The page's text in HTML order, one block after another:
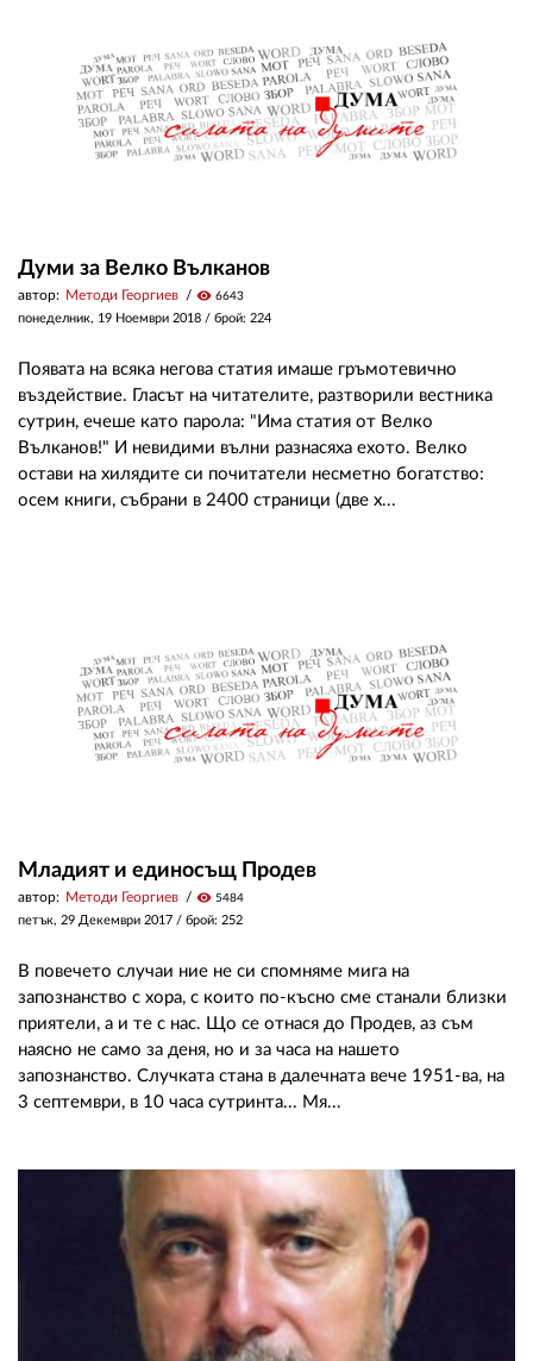
Думи за Велко Вълканов
автор: Методи Георгиев visibility 6643
понеделник, 19 Ноември 2018 / брой: 224
Появата на всяка негова статия имаше гръмотевично
въздействие. Гласът на читателите, разтворили вестника
сутрин, ечеше като парола: "Има статия от Велко
Вълканов!" И невидими вълни разнасяха ехото. Велко
остави на хилядите си почитатели несметно богатство:
осем книги, събрани в 2400 страници (две х...
Младият и единосъщ Продев
автор: Методи Георгиев visibility 5484
петък, 29 Декември 2017 / брой: 252
В повечето случаи ние не си спомняме мига на
запознанство с хора, с които по-късно сме станали близки
приятели, а и те с нас. Що се отнася до Продев, аз съм
наясно не само за деня, но и за часа на нашето
запознанство. Случката стана в далечната вече 1951-ва, на
3 септември, в 10 часа сутринта... Мя...
ЗА НАС
АВТОРИ
РЕДАКЦИЯ
АБОНАМЕНТ
ПОЛИТИКА ЗА БИСКВИТКИТЕ
ПОЛИТИКАТА ЗА